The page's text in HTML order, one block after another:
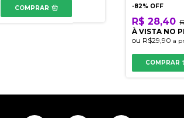
COMPRAR -82% OFF
R$ 28,40
À VISTA NO
ou R$29,90 a
COMPRAR